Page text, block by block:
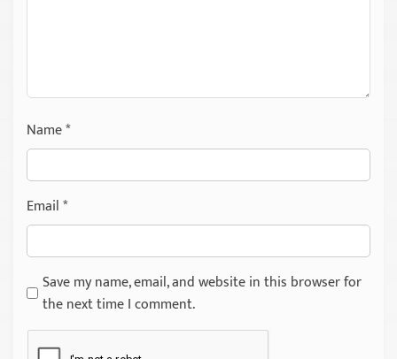
Name*
Email*
Save my name, email, and website in this browser for
the next time I comment.